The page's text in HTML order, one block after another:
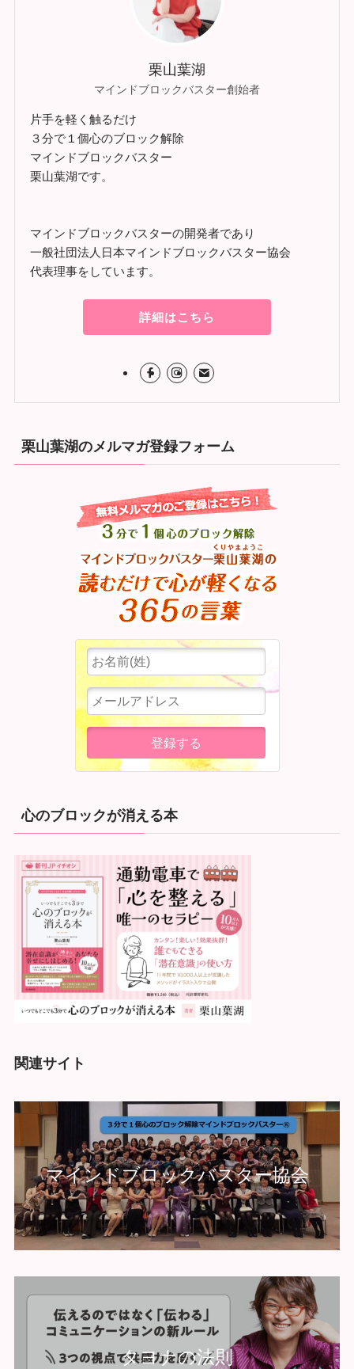
栗山葉湖
マインドブロックバスター創始者
片手を軽く触るだけ
３分で１個心のブロック解除
マインドブロックバスター
栗山葉湖です。
マインドブロックバスターの開発者であり
一般社団法人日本マインドブロックバスター協会
代表理事をしています。
詳細はこちら
栗山葉湖のメルマガ登録フォーム
心のブロックが消える本
関連サイト
マインドブロックバスター協会
タヨナの法則